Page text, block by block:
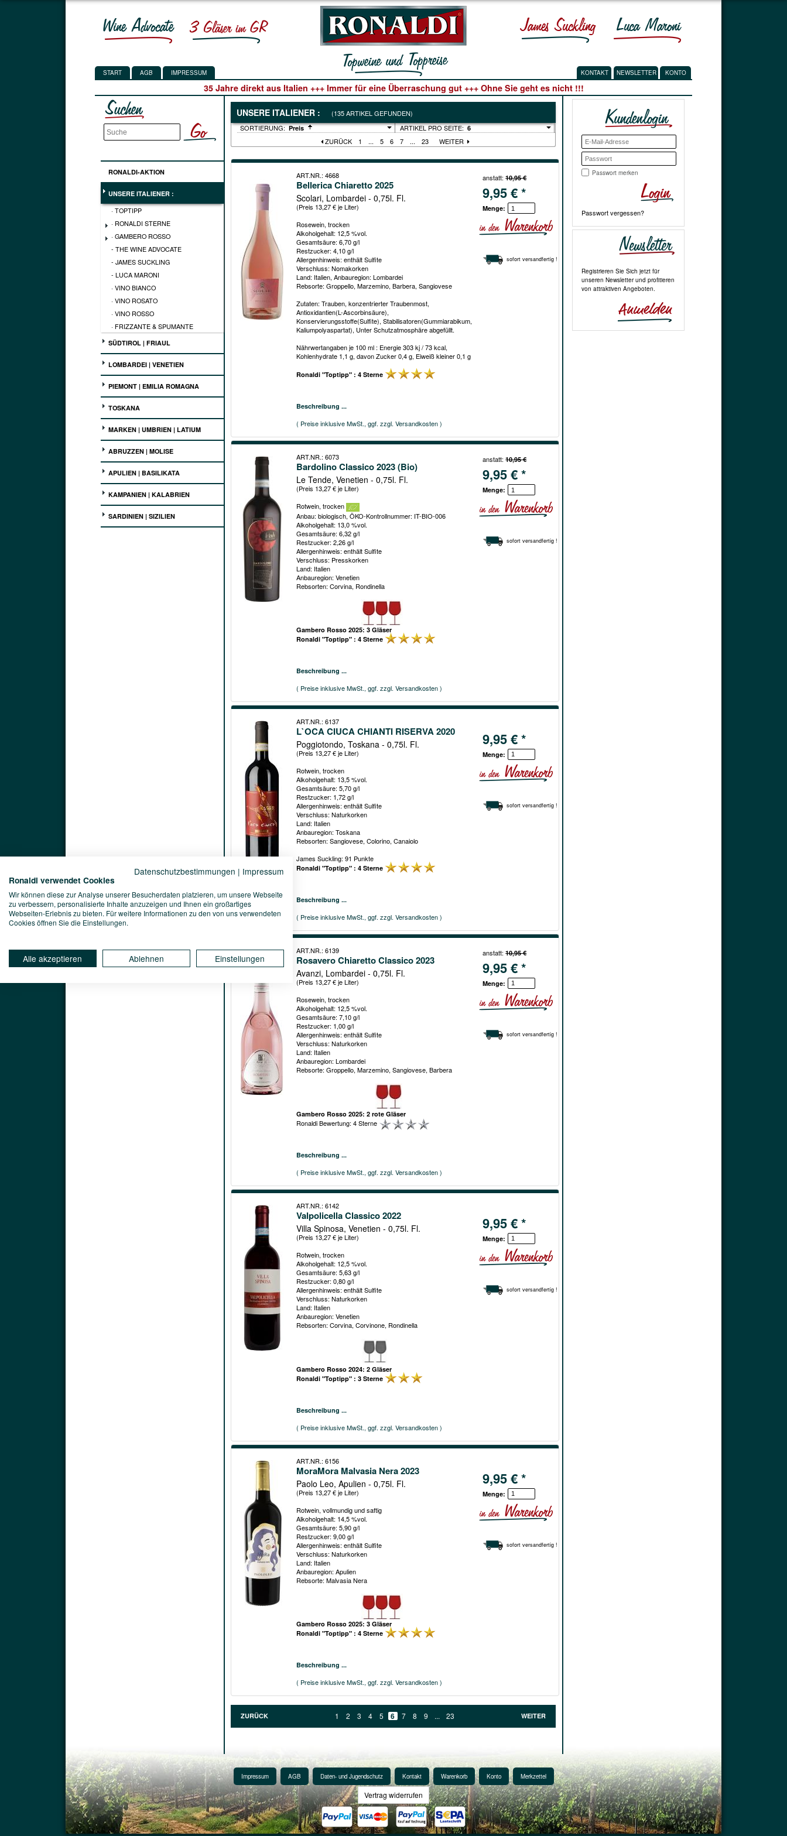
START AGB IMPRESSUM KONTAKT NEWSLETTER KONTO
35 Jahre direkt aus Italien +++ Immer für eine Überraschung gut +++ Ohne Sie geht es nicht !!!
RONALDI-AKTION
UNSERE ITALIENER :
· TOPTIPP
· RONALDI STERNE
· GAMBERO ROSSO
- THE WINE ADVOCATE
- JAMES SUCKLING
- LUCA MARONI
· VINO BIANCO
· VINO ROSATO
· VINO ROSSO
· FRIZZANTE & SPUMANTE
SÜDTIROL | FRIAUL
LOMBARDEI | VENETIEN
PIEMONT | EMILIA ROMAGNA
TOSKANA
MARKEN | UMBRIEN | LATIUM
ABRUZZEN | MOLISE
APULIEN | BASILIKATA
KAMPANIEN | KALABRIEN
SARDINIEN | SIZILIEN
UNSERE ITALIENER : (135 ARTIKEL GEFUNDEN)
Preis ARTIKEL PRO SEITE: 6
ZURÜCK 1 ... 5 6 7 ... 23 WEITER
ART.NR.: 4668
Bellerica Chiaretto 2025
Scolari, Lombardei - 0,75l. Fl.
(Preis 13,27 € je Liter)
Rosewein, trocken
Alkoholgehalt: 12,5 %vol.
Gesamtsäure: 6,70 g/l
Restzucker: 4,10 g/l
Allergenhinweis: enthält Sulfite
Verschluss: Nomakorken
Land: Italien, Anbauregion: Lombardei
Rebsorte: Groppello, Marzemino, Barbera, Sangiovese
Zutaten: Trauben, konzentrierter Traubenmost,
Antioxidantien(L-Ascorbinsäure),
Konservierungsstoffe(Sulfite), Stabilisatoren(Gummiarabikum,
Kaliumpolyaspartat), Unter Schutzatmosphäre abgefüllt.
Nährwertangaben je 100 ml : Energie 303 kj / 73 kcal,
Kohlenhydrate 1,1 g, davon Zucker 0,4 g, Eiweiß kleiner 0,1 g
Ronaldi "Toptipp" : 4 Sterne
Beschreibung ...
( Preise inklusive MwSt., ggf. zzgl. Versandkosten )
anstatt:10,95 €
9,95 € *
Menge:
sofort versandfertig !
ART.NR.: 6073
Bardolino Classico 2023 (Bio)
Le Tende, Venetien - 0,75l. Fl.
(Preis 13,27 € je Liter)
Rotwein, trocken
Anbau: biologisch, ÖKO-Kontrollnummer: IT-BIO-006
Alkoholgehalt: 13,0 %vol.
Gesamtsäure: 6,32 g/l
Restzucker: 2,26 g/l
Allergenhinweis: enthält Sulfite
Verschluss: Presskorken
Land: Italien
Anbauregion: Venetien
Rebsorten: Corvina, Rondinella
Gambero Rosso 2025: 3 Gläser
Ronaldi "Toptipp" : 4 Sterne
Beschreibung ...
( Preise inklusive MwSt., ggf. zzgl. Versandkosten )
anstatt:10,95 €
9,95 € *
Menge:
sofort versandfertig !
ART.NR.: 6137
L`OCA CIUCA CHIANTI RISERVA 2020
Poggiotondo, Toskana - 0,75l. Fl.
(Preis 13,27 € je Liter)
Rotwein, trocken
Alkoholgehalt: 13,5 %vol.
Gesamtsäure: 5,70 g/l
Restzucker: 1,72 g/l
Allergenhinweis: enthält Sulfite
Verschluss: Naturkorken
Land: Italien
Anbauregion: Toskana
Rebsorten: Sangiovese, Colorino, Canaiolo
James Suckling: 91 Punkte
Ronaldi "Toptipp" : 4 Sterne
Beschreibung ...
( Preise inklusive MwSt., ggf. zzgl. Versandkosten )
9,95 € *
Menge:
sofort versandfertig !
ART.NR.: 6139
Rosavero Chiaretto Classico 2023
Avanzi, Lombardei - 0,75l. Fl.
(Preis 13,27 € je Liter)
Rosewein, trocken
Alkoholgehalt: 12,5 %vol.
Gesamtsäure: 7,10 g/l
Restzucker: 1,00 g/l
Allergenhinweis: enthält Sulfite
Verschluss: Naturkorken
Land: Italien
Anbauregion: Lombardei
Rebsorte: Groppello, Marzemino, Sangiovese, Barbera
Gambero Rosso 2025: 2 rote Gläser
Ronaldi Bewertung: 4 Sterne
Beschreibung ...
( Preise inklusive MwSt., ggf. zzgl. Versandkosten )
anstatt:10,95 €
9,95 € *
Menge:
sofort versandfertig !
ART.NR.: 6142
Valpolicella Classico 2022
Villa Spinosa, Venetien - 0,75l. Fl.
(Preis 13,27 € je Liter)
Rotwein, trocken
Alkoholgehalt: 12,5 %vol.
Gesamtsäure: 5,63 g/l
Restzucker: 0,80 g/l
Allergenhinweis: enthält Sulfite
Verschluss: Naturkorken
Land: Italien
Anbauregion: Venetien
Rebsorten: Corvina, Corvinone, Rondinella
Gambero Rosso 2024: 2 Gläser
Ronaldi "Toptipp" : 3 Sterne
Beschreibung ...
( Preise inklusive MwSt., ggf. zzgl. Versandkosten )
9,95 € *
Menge:
sofort versandfertig !
ART.NR.: 6156
MoraMora Malvasia Nera 2023
Paolo Leo, Apulien - 0,75l. Fl.
(Preis 13,27 € je Liter)
Rotwein, vollmundig und saftig
Alkoholgehalt: 14,5 %vol.
Gesamtsäure: 5,90 g/l
Restzucker: 9,00 g/l
Allergenhinweis: enthält Sulfite
Verschluss: Naturkorken
Land: Italien
Anbauregion: Apulien
Rebsorte: Malvasia Nera
Gambero Rosso 2025: 3 Gläser
Ronaldi "Toptipp" : 4 Sterne
Beschreibung ...
( Preise inklusive MwSt., ggf. zzgl. Versandkosten )
9,95 € *
Menge:
sofort versandfertig !
ZURÜCK 1 2 3 4 5 6 7 8 9 ... 23 WEITER
Passwort merken
Passwort vergessen?
Registrieren Sie Sich jetzt für
unseren Newsletter und profitieren
von attraktiven Angeboten.
Impressum AGB Daten- und Jugendschutz Kontakt Warenkorb Konto Merkzettel
Vertrag widerrufen
Datenschutzbestimmungen | Impressum
Ronaldi verwendet Cookies
Wir können diese zur Analyse unserer Besucherdaten platzieren, um unsere Webseite
zu verbessern, personalisierte Inhalte anzuzeigen und Ihnen ein großartiges
Webseiten-Erlebnis zu bieten. Für weitere Informationen zu den von uns verwendeten
Cookies öffnen Sie die Einstellungen.
Alle akzeptieren Ablehnen Einstellungen